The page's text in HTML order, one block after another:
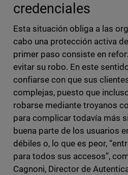
credenciales
Esta situación obliga a las
cabo una protección activa
primer paso consiste en
evitar su robo. En este
confiarse con que sus
complejas, puesto que
robarse mediante troyanos
para complicar todavía más
buena parte de los usuarios
débiles o, lo que es peor,
para todos sus accesos”,
Cagnoni, Director de